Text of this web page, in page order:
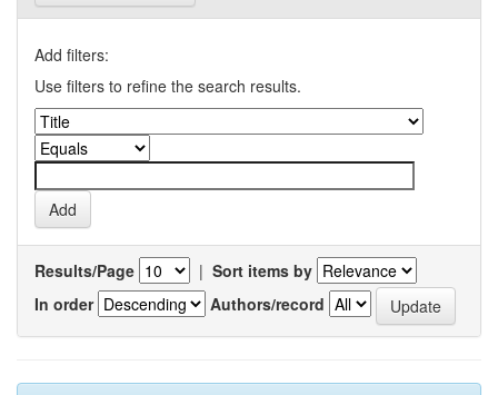
Add filters:
Use filters to refine the search results.
Results/Page | Sort items by
In order
Authors/record